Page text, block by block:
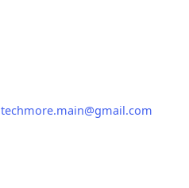
techmore.main@gmail.com